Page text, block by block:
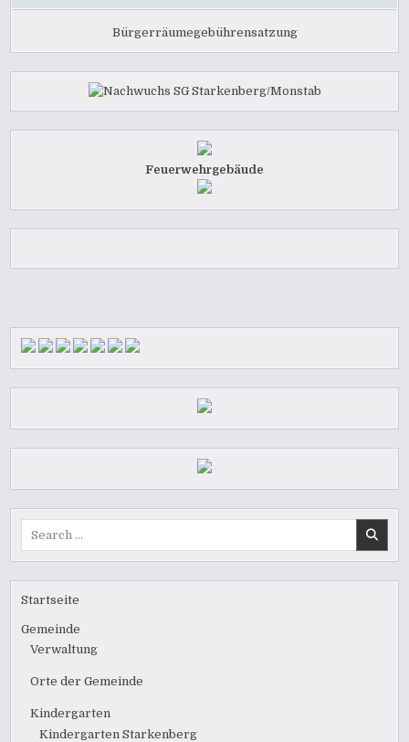
Bürgerräumegebührensatzung
Feuerwehrgebäude
Startseite
Gemeinde
Verwaltung
Orte der Gemeinde
Kindergarten
Kindergarten Starkenberg